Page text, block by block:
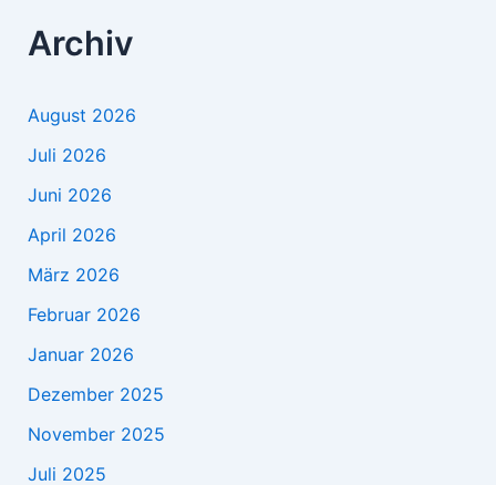
Archiv
August 2026
Juli 2026
Juni 2026
April 2026
März 2026
Februar 2026
Januar 2026
Dezember 2025
November 2025
Juli 2025